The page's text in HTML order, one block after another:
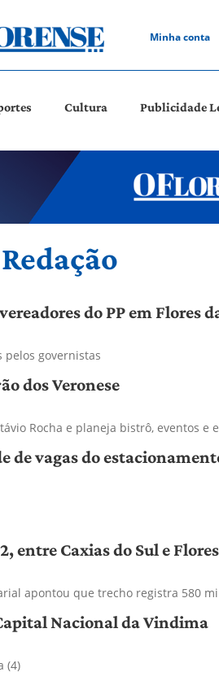
Minha conta
Cultura Publicidade
do PP em Flores
governistas
dos Veronese
Rocha e planeja bistrô, eventos e
de vagas do
entre Caxias do Sul e
apontou que trecho registra 580
Nacional da Vindima
(4)